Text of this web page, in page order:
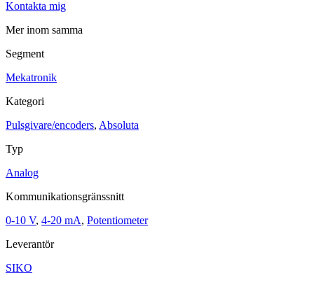
Maskinsäkerhet
LjusridåerLjustorn
Varningsljud
Varningsljus
KablageESD / Antistatutrustning
Kontakta mig
Mer inom samma
Segment
Mekatronik
Kategori
Pulsgivare/encoders, Absoluta
Typ
Analog
Kommunikationsgränssnitt
0-10 V, 4-20 mA, Potentiometer
Leverantör
SIKO